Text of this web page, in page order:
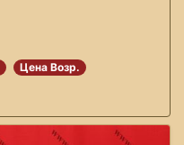
Цена Возр.